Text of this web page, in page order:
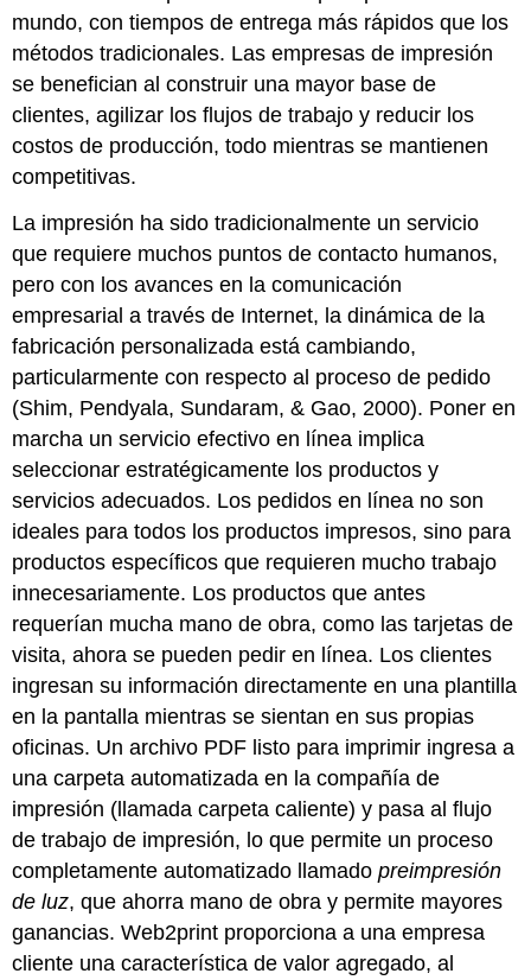
mundo, con tiempos de entrega más rápidos que los
métodos tradicionales. Las empresas de impresión
se benefician al construir una mayor base de
clientes, agilizar los flujos de trabajo y reducir los
costos de producción, todo mientras se mantienen
competitivas.
La impresión ha sido tradicionalmente un servicio
que requiere muchos puntos de contacto humanos,
pero con los avances en la comunicación
empresarial a través de Internet, la dinámica de la
fabricación personalizada está cambiando,
particularmente con respecto al proceso de pedido
(Shim, Pendyala, Sundaram, & Gao, 2000). Poner en
marcha un servicio efectivo en línea implica
seleccionar estratégicamente los productos y
servicios adecuados. Los pedidos en línea no son
ideales para todos los productos impresos, sino para
productos específicos que requieren mucho trabajo
innecesariamente. Los productos que antes
requerían mucha mano de obra, como las tarjetas de
visita, ahora se pueden pedir en línea. Los clientes
ingresan su información directamente en una plantilla
en la pantalla mientras se sientan en sus propias
oficinas. Un archivo PDF listo para imprimir ingresa a
una carpeta automatizada en la compañía de
impresión (llamada carpeta caliente) y pasa al flujo
de trabajo de impresión, lo que permite un proceso
completamente automatizado llamadopreimpresión
de luz, que ahorra mano de obra y permite mayores
ganancias. Web2print proporciona a una empresa
cliente una característica de valor agregado, al